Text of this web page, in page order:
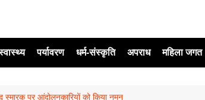
पर्यावरण धर्म-संस्कृति अपराध महिला जगत
स्मारक पर आंदोलनकारियों को किया नमन